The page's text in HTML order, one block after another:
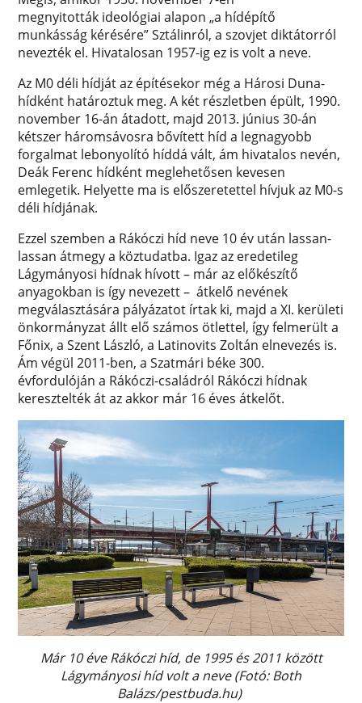
megnyitották ideológiai alapon „a hídépítő
munkásság kérésére” Sztálinról, a szovjet diktátorról
nevezték el. Hivatalosan 1957-ig ez is volt a neve.
Az M0 déli hídját az építésekor még a Hárosi Duna-
hídként határoztuk meg. A két részletben épült, 1990.
november 16-án átadott, majd 2013. június 30-án
kétszer háromsávosra bővített híd a legnagyobb
forgalmat lebonyolító híddá vált, ám hivatalos nevén,
Deák Ferenc hídként meglehetősen kevesen
emlegetik. Helyette ma is előszeretettel hívjuk az M0-s
déli hídjának.
Ezzel szemben a Rákóczi híd neve 10 év után lassan-
lassan átmegy a köztudatba. Igaz az eredetileg
Lágymányosi hídnak hívott – már az előkészítő
anyagokban is így nevezett – átkelő nevének
megválasztására pályázatot írtak ki, majd a XI. kerületi
önkormányzat állt elő számos ötlettel, így felmerült a
Főnix, a Szent László, a Latinovits Zoltán elnevezés is.
Ám végül 2011-ben, a Szatmári béke 300.
évfordulóján a Rákóczi-családról Rákóczi hídnak
keresztelték át az akkor már 16 éves átkelőt.
Már 10 éve Rákóczi híd, de 1995 és 2011 között
Lágymányosi híd volt a neve (Fotó: Both
Balázs/pestbuda.hu)